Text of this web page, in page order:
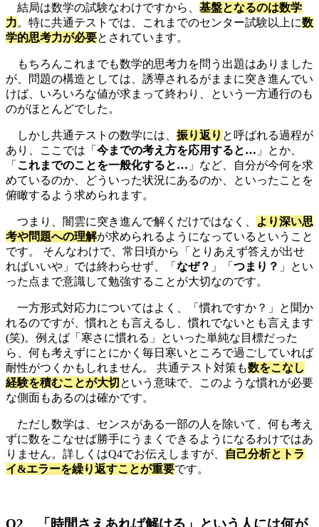
結局は数学の試験なわけですから、 基盤となるのは数学
力。特に共通テストでは、これまでのセンター試験以上に数
学的思考力が必要とされています。
もちろんこれまでも数学的思考力を問う出題はありました
が、問題の構造としては、誘導されるがままに突き進んでい
けば、いろいろな値が求まって終わり、という一方通行のも
のがほとんどでした。
しかし共通テストの数学には、 振り返り と呼ばれる過程が
あり、ここでは「 今までの考え方を応用すると… 」とか、
「 これまでのことを一般化すると… 」など、自分が今何を求
めているのか、どういった状況にあるのか、といったことを
俯瞰するよう求められます。
つまり、闇雲に突き進んで解くだけではなく、
より深い思
考や問題への理解が求められるようになっているということ
です。 そんなわけで、常日頃から「とりあえず答えが出せ
ればいいや」では終わらせず、「 なぜ？ 」「 つまり？ 」とい
った点まで意識して勉強することが大切なのです。
一方形式対応力についてはよく、「慣れですか？」と聞か
れるのですが、慣れとも言えるし、慣れでないとも言えます
(笑)。例えば 「寒さに慣れる」といった単純な目標だった
ら、何も考えずにとにかく毎日寒いところで過ごしていれば
耐性がつくかもしれません。 共通テスト対策も数をこなし
経験を積むことが大切 という意味で、
このような慣れが必要
な側面もあるのは確かです。
ただし数学は、センスがある一部の人を除いて、何も考え
ずに数をこなせば勝手にうまくできるようになるわけではあ
りません。詳しくはQ4でお伝えしますが、
自己分析とトラ
イ&エラーを繰り返すことが重要です。
Q2 「時間さえあれば解ける」という人には何が